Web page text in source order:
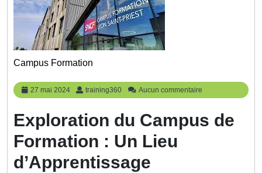
Campus Formation
27 mai 2024
27
mai
training360 training360
Aucun commentaire
Exploration du Campus de
Formation : Un Lieu
d’Apprentissage